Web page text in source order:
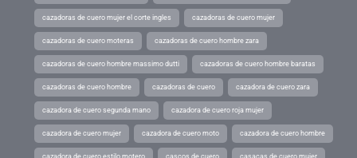
cazadoras de cuero mujer el corte ingles cazadoras de cuero mujer
cazadoras de cuero moteras cazadoras de cuero hombre zara
cazadoras de cuero hombre massimo dutti cazadoras de cuero hombre baratas
cazadoras de cuero hombre cazadoras de cuero cazadora de cuero zara
cazadora de cuero segunda mano cazadora de cuero roja mujer
cazadora de cuero mujer cazadora de cuero moto cazadora de cuero hombre